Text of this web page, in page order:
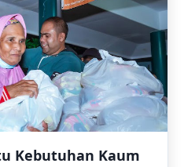
Kebutuhan Kaum